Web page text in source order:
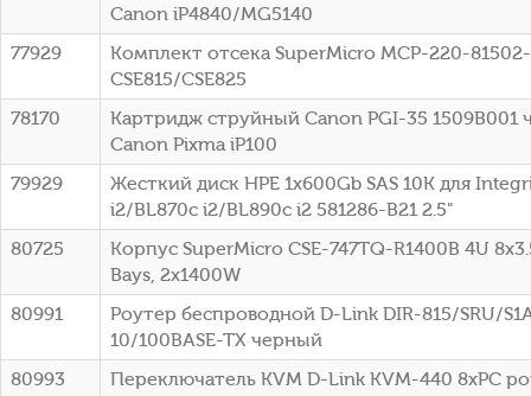
Canon iP4840/MG5140
77929
Комплект отсека SuperMicro MCP-220-
CSE815/CSE825
78170
Картридж струйный Canon PGI-35 1509B001
Canon Pixma iP100
79929
Жесткий диск HPE 1x600Gb SAS 10K для
i2/BL870c i2/BL890c i2 581286-B21 2.5"
80725
Корпус SuperMicro CSE-747TQ-R1400B 4U
Bays, 2x1400W
80991
Роутер беспроводной D-Link DIR-815/SRU/
10/100BASE-TX черный
80993
Переключатель KVM D-Link KVM-440 8xPC